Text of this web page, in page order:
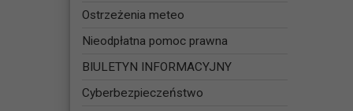
Ostrzeżenia meteo
Nieodpłatna pomoc prawna
BIULETYN INFORMACYJNY
Cyberbezpieczeństwo